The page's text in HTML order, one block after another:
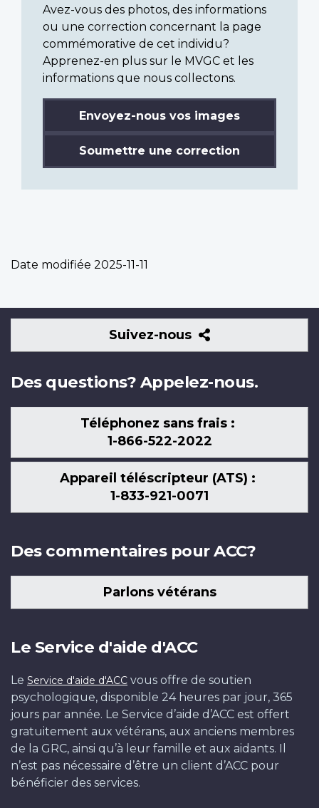
Avez-vous des photos, des informations
ou une correction concernant la page
commémorative de cet individu?
Apprenez-en plus sur le MVGC et les
informations que nous collectons.
Envoyez-nous vos images
Soumettre une correction
Date modifiée 2025-11-11
Suivez-nous
Suivez-
nous
Des questions? Appelez-nous.
Téléphonez sans frais :
1-866-522-2022
Appareil téléscripteur (ATS) :
1-833-921-0071
Des commentaires pour ACC?
Parlons vétérans
Le Service d'aide d'ACC
Le Service d'aide d'ACC vous offre de soutien
psychologique, disponible 24 heures par jour, 365
jours par année. Le Service d’aide d’ACC est offert
gratuitement aux vétérans, aux anciens membres
de la GRC, ainsi qu’à leur famille et aux aidants. Il
n’est pas nécessaire d’être un client d’ACC pour
bénéficier des services.